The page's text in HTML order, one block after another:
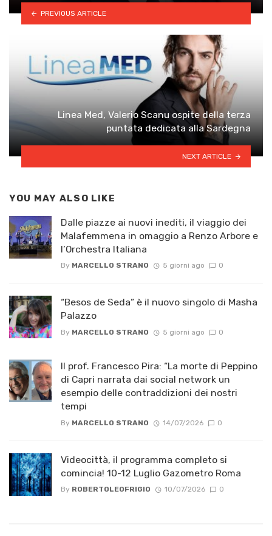
PREVIOUS ARTICLE
Linea Med, Valerio Scanu ospite della terza
puntata dedicata alla Sardegna
NEXT ARTICLE
YOU MAY ALSO LIKE
Dalle piazze ai nuovi inediti, il viaggio dei
Malafemmena in omaggio a Renzo Arbore e
l’Orchestra Italiana ​
By MARCELLO STRANO 5 giorni ago 0
“Besos de Seda” è il nuovo singolo di Masha
Palazzo
By MARCELLO STRANO 5 giorni ago 0
Il prof. Francesco Pira: “La morte di Peppino
di Capri narrata dai social network un
esempio delle contraddizioni dei nostri
tempi
By MARCELLO STRANO 14/07/2026 0
Videocittà, il programma completo si
comincia! 10-12 Luglio Gazometro Roma
By ROBERTOLEOFRIGIO 10/07/2026 0